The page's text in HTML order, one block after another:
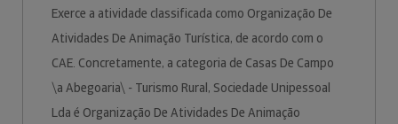
Exerce a atividade classificada como Organização De
Atividades De Animação Turística, de acordo com o
CAE. Concretamente, a categoria de Casas De Campo
\a Abegoaria\ - Turismo Rural, Sociedade Unipessoal
Lda é Organização De Atividades De Animação